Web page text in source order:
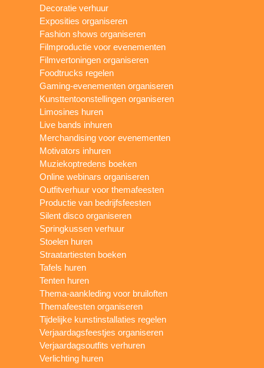
Decoratie verhuur
Exposities organiseren
Fashion shows organiseren
Filmproductie voor evenementen
Filmvertoningen organiseren
Foodtrucks regelen
Gaming-evenementen organiseren
Kunsttentoonstellingen organiseren
Limosines huren
Live bands inhuren
Merchandising voor evenementen
Motivators inhuren
Muziekoptredens boeken
Online webinars organiseren
Outfitverhuur voor themafeesten
Productie van bedrijfsfeesten
Silent disco organiseren
Springkussen verhuur
Stoelen huren
Straatartiesten boeken
Tafels huren
Tenten huren
Thema-aankleding voor bruiloften
Themafeesten organiseren
Tijdelijke kunstinstallaties regelen
Verjaardagsfeestjes organiseren
Verjaardagsoutfits verhuren
Verlichting huren